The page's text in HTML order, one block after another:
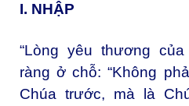
I. NHẬP
“Lòng yêu thương
ràng ở chỗ: “Không
Chúa trước, mà là